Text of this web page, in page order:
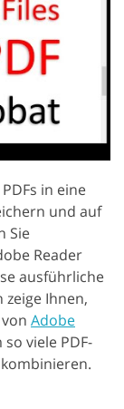
in eine
und auf
Sie
Reader
ausführliche
zeige Ihnen,
Adobe
viele PDF-